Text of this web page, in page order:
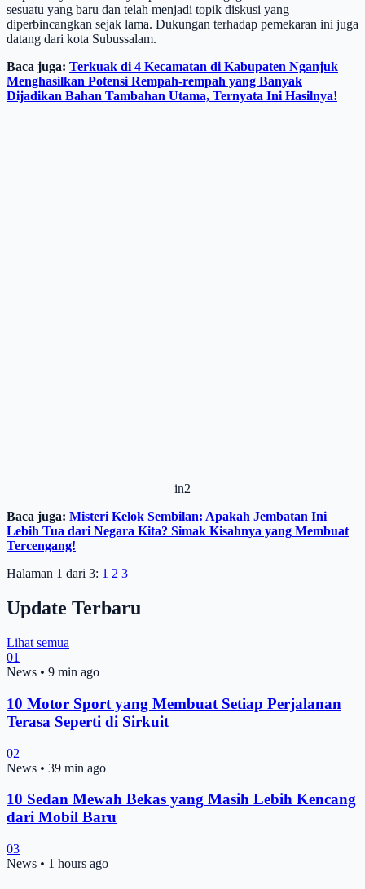
sesuatu yang baru dan telah menjadi topik diskusi yang
diperbincangkan sejak lama. Dukungan terhadap pemekaran ini juga
datang dari kota Subussalam.
Baca juga: Terkuak di 4 Kecamatan di Kabupaten Nganjuk
Menghasilkan Potensi Rempah-rempah yang Banyak
Dijadikan Bahan Tambahan Utama, Ternyata Ini Hasilnya!
in2
Baca juga: Misteri Kelok Sembilan: Apakah Jembatan Ini
Lebih Tua dari Negara Kita? Simak Kisahnya yang Membuat
Tercengang!
Halaman 1 dari 3: 1 2 3
Update Terbaru
Lihat semua
01
News • 9 min ago
10 Motor Sport yang Membuat Setiap Perjalanan
Terasa Seperti di Sirkuit
02
News • 39 min ago
10 Sedan Mewah Bekas yang Masih Lebih Kencang
dari Mobil Baru
03
News • 1 hours ago